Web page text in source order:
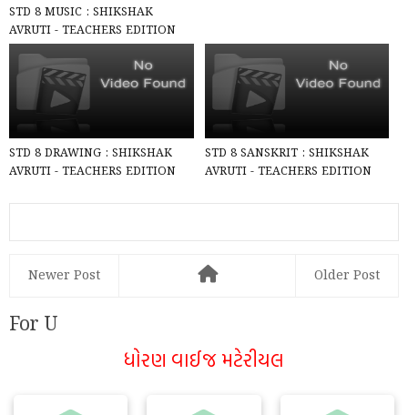
STD 8 MUSIC : SHIKSHAK
AVRUTI - TEACHERS EDITION
PDF (SEM-1/2) According to
NCE...
STD 8 DRAWING : SHIKSHAK
AVRUTI - TEACHERS EDITION
STD 8 SANSKRIT : SHIKSHAK
AVRUTI - TEACHERS EDITION
Newer Post Older Post
For U
ધોરણ વાઈજ મટેરીયલ